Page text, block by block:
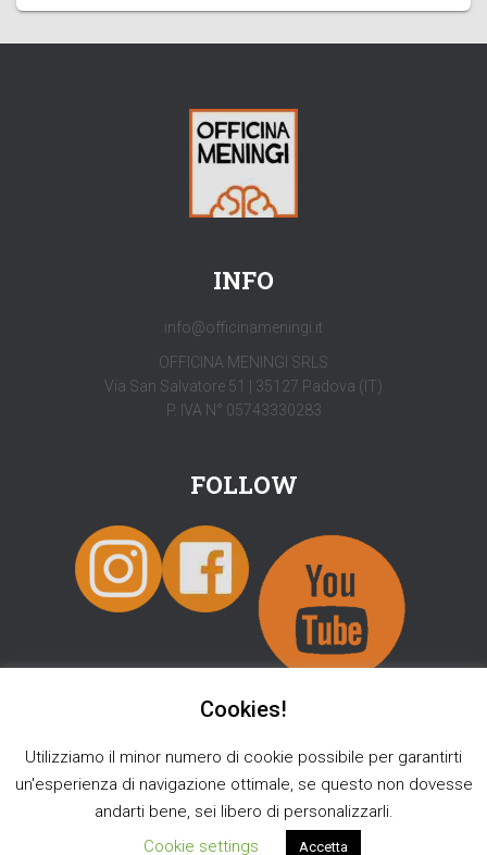
INFO
info@officinameningi.it
OFFICINA MENINGI SRLS
Via San Salvatore 51 | 35127 Padova (IT)
P. IVA N° 05743330283
FOLLOW
SHOP INFO BLOG TOUR 2026 [ENGLISH]
ThemeIsle
Cookies!
Utilizziamo il minor numero di cookie possibile per garantirti
un'esperienza di navigazione ottimale, se questo non dovesse
andarti bene, sei libero di personalizzarli.
Cookie settings
Accetta